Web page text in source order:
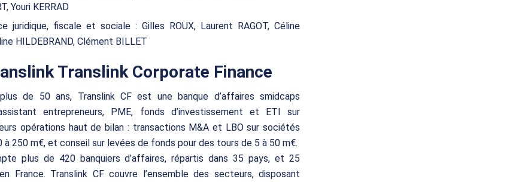
Youri KERRAD
juridique, fiscale et sociale : Gilles ROUX, Laurent RAGOT, Céline
HILDEBRAND, Clément BILLET
Translink Corporate Finance
de 50 ans, Translink CF est une banque d’affaires smidcaps
entrepreneurs, PME, fonds d’investissement et ETI sur
opérations haut de bilan : transactions M&A et LBO sur sociétés
à 250 m€, et conseil sur levées de fonds pour des tours de 5 à 50 m€.
plus de 420 banquiers d’affaires, répartis dans 35 pays, et 25
France. Translink CF couvre l’ensemble des secteurs, disposant